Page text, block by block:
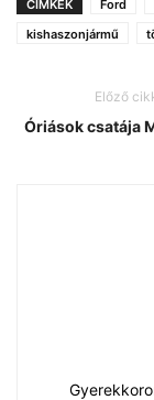
CÍMKÉK Ford
kishaszonjármű
Előző
Óriások csatája